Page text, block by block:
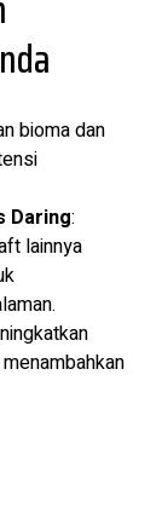
bioma dan
Daring:
lainnya